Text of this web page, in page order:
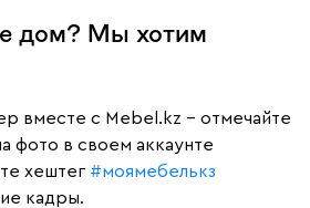
дом? Мы хотим
вместе с Mebel.kz – отмечайте
фото в своем аккаунте
хештег #моямебелькз
кадры.